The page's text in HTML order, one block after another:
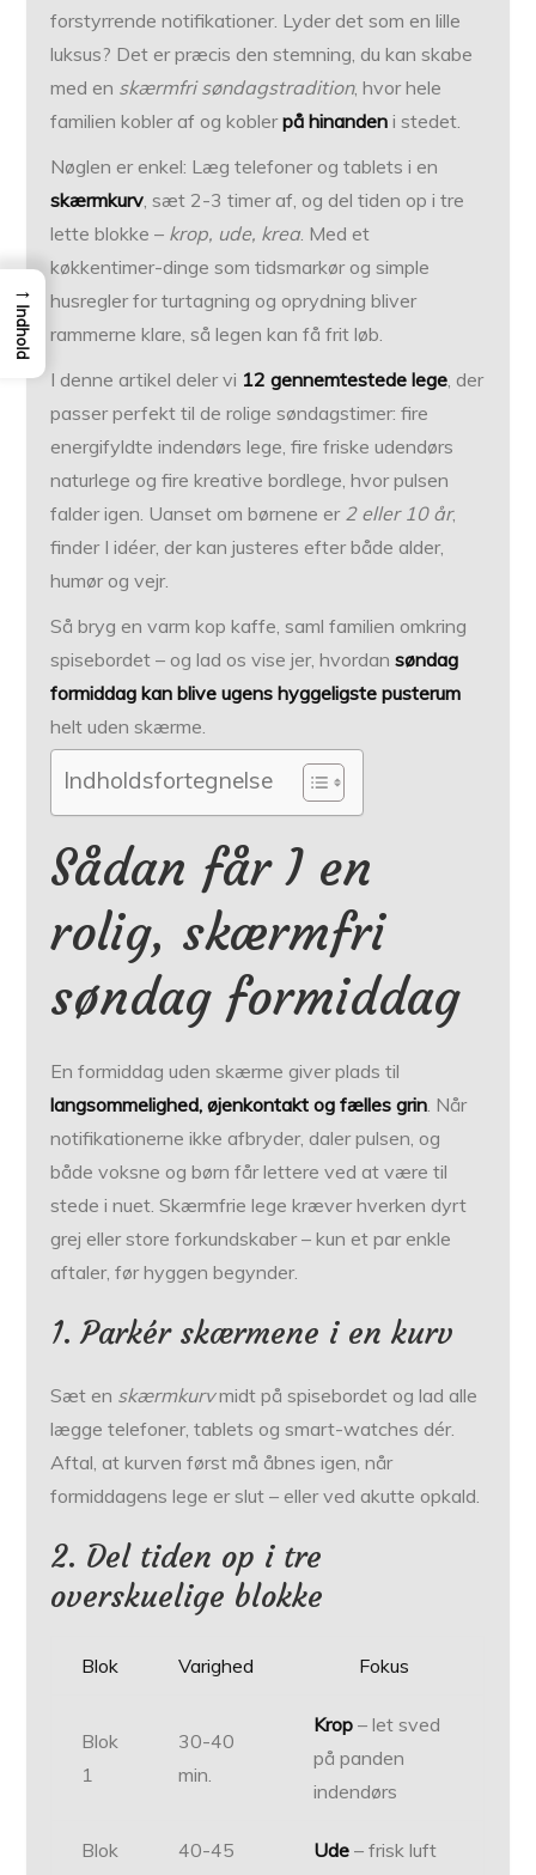
forstyrrende notifikationer. Lyder det som en lille
luksus? Det er præcis den stemning, du kan skabe
med en skærmfri søndags­tradition, hvor hele
familien kobler af og koblerpå hinanden i stedet.
Nøglen er enkel: Læg telefoner og tablets i en
skærmkurv , sæt 2-3 timer af, og del tiden op i tre
lette blokke – krop, ude, krea. Med et
køkkentimer-dinge som tidsmarkør og simple
husregler for turtagning og oprydning bliver
rammerne klare, så legen kan få frit løb.
I denne artikel deler vi 12 gennemtestede lege , der
passer perfekt til de rolige søndags­timer: fire
energifyldte indendørs lege, fire friske udendørs
naturlege og fire kreative bordlege, hvor pulsen
falder igen. Uanset om børnene er 2 eller 10 år,
finder I idéer, der kan justeres efter både alder,
humør og vejr.
Så bryg en varm kop kaffe, saml familien omkring
spisebordet – og lad os vise jer, hvordansøndag
formiddag kan blive ugens hyggeligste pusterum
helt uden skærme.
Indholdsfortegnelse
Sådan får I en
rolig, skærmfri
søndag formiddag
En formiddag uden skærme giver plads til
langsommelighed, øjenkontakt og fælles grin . Når
notifikationerne ikke afbryder, daler pulsen, og
både voksne og børn får lettere ved at være til
stede i nuet. Skærmfrie lege kræver hverken dyrt
grej eller store forkundskaber – kun et par enkle
aftaler, før hyggen begynder.
1. Parkér skærmene i en kurv
Sæt en skærmkurvmidt på spisebordet og lad alle
lægge telefoner, tablets og smart-watches dér.
Aftal, at kurven først må åbnes igen, når
formiddagens lege er slut – eller ved akutte opkald.
2. Del tiden op i tre
overskuelige blokke
Blok Varighed Fokus
Blok
1
30-40
min.
Krop – let sved
på panden
indendørs
Blok
40-45
Ude – frisk luft
→
Indhold